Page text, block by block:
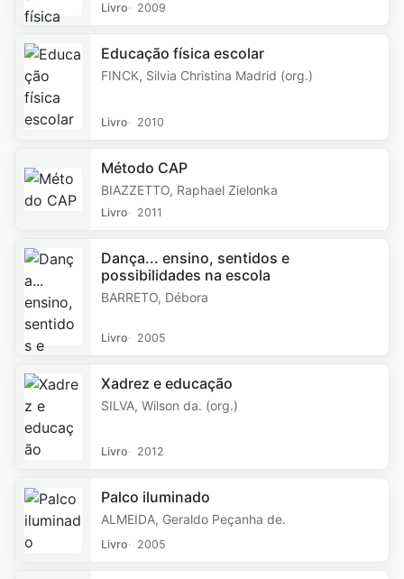
Livro 2009
Educação física escolar
FINCK, Silvia Christina Madrid (org.)
Livro 2010
Método CAP
BIAZZETTO, Raphael Zielonka
Livro 2011
Dança... ensino, sentidos e
possibilidades na escola
BARRETO, Débora
Livro 2005
Xadrez e educação
SILVA, Wilson da. (org.)
Livro 2012
Palco iluminado
ALMEIDA, Geraldo Peçanha de.
Livro 2005